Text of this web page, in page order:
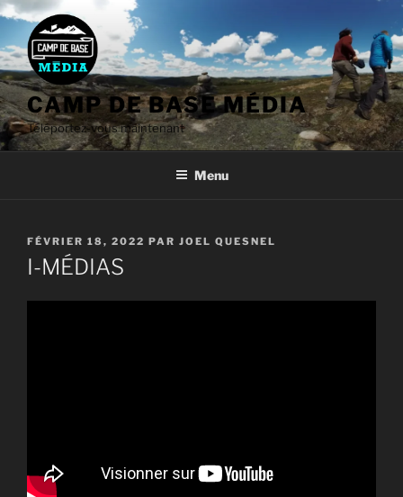
Aller
contenu
CAMP DE BASE MÉDIA
Téléportez-vous maintenant
Menu
PUBLIÉ
LE
FÉVRIER 18, 2022 PAR JOEL QUESNEL
I-MÉDIAS